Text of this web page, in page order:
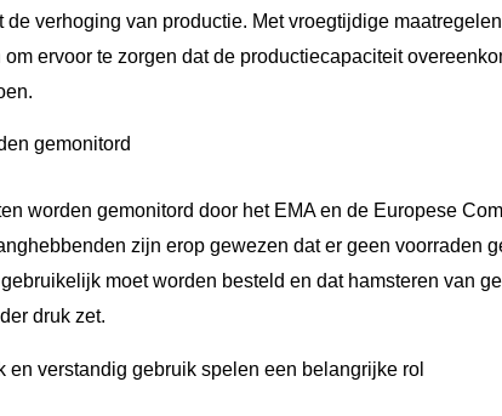
de verhoging van productie. Met vroegtijdige
ervoor te zorgen dat de productiecapaciteit
gemonitord
worden gemonitord door het EMA en de Europese
zijn erop gewezen dat er geen voorraden
moet worden besteld en dat hamsteren van
druk zet.
en verstandig gebruik spelen een belangrijke rol